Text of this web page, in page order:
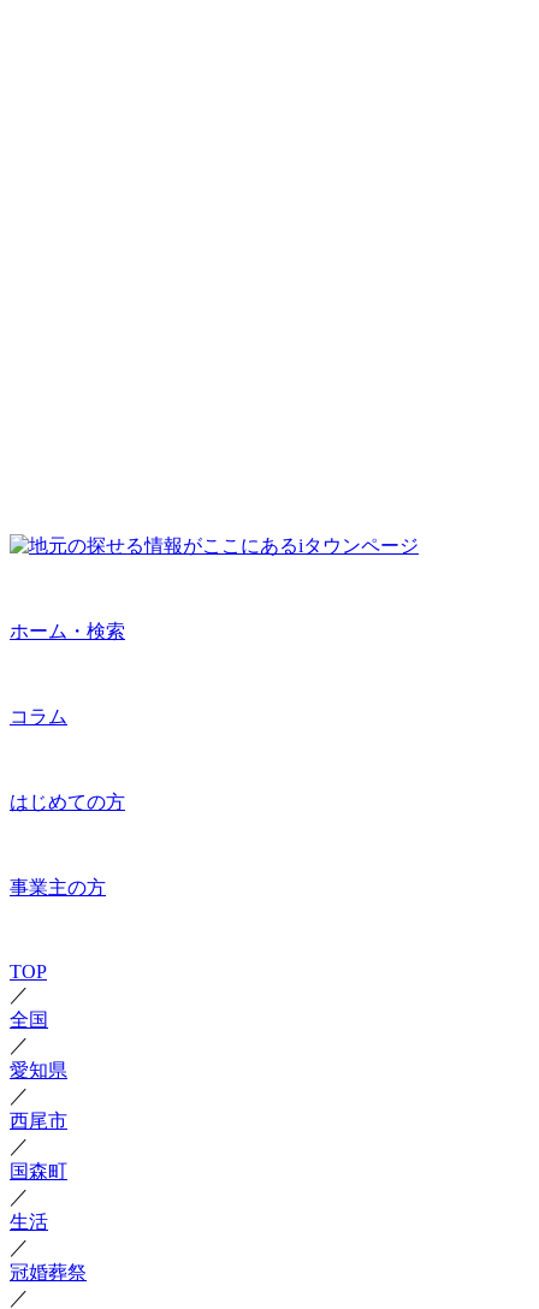
ホーム・検索
コラム
はじめての方
事業主の方
TOP
／
全国
／
愛知県
／
西尾市
／
国森町
／
生活
／
冠婚葬祭
／